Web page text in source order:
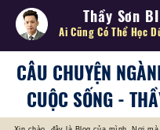
Thầy Sơn BI
Ai Cũng Có Thể Học
CÂU CHUYỆN
CUỘC SỐNG -